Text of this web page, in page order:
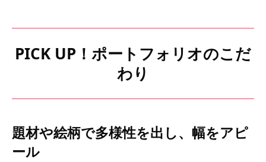
PICK UP！ポートフォリオのこだ
わり
題材や絵柄で多様性を出し、幅をアピ
ール